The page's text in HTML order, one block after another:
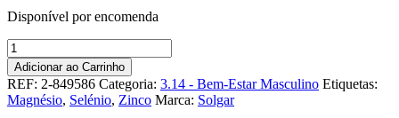
Disponível por encomenda
Quantidade
de
Solgar
Prostate
Support
Adicionar ao Carrinho
REF: 2-849586 Categoria: 3.14 - Bem-Estar Masculino Etiquetas:
Magnésio, Selénio, Zinco Marca: Solgar